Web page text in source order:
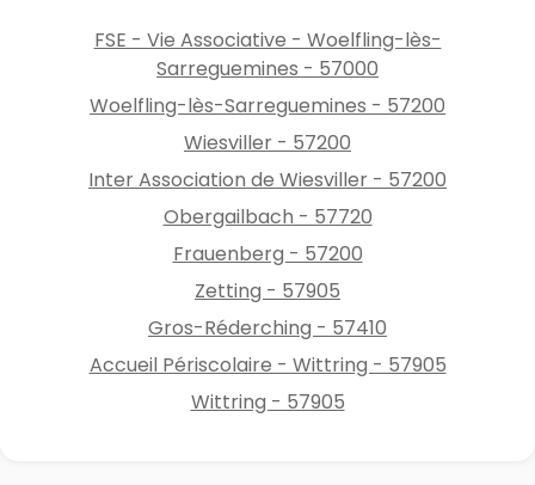
FSE - Vie Associative - Woelfling-lès-
Sarreguemines - 57000
Woelfling-lès-Sarreguemines - 57200
Wiesviller - 57200
Inter Association de Wiesviller - 57200
Obergailbach - 57720
Frauenberg - 57200
Zetting - 57905
Gros-Réderching - 57410
Accueil Périscolaire - Wittring - 57905
Wittring - 57905